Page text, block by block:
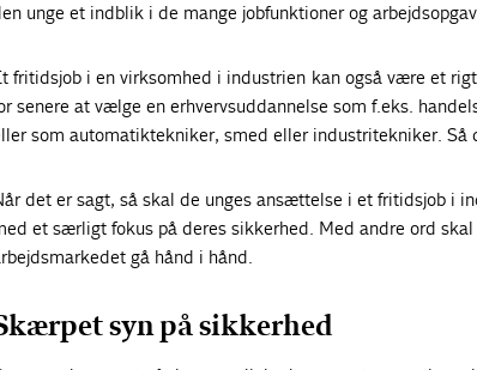
unge et indblik i de mange jobfunktioner og
fritidsjob i en virksomhed i industrien kan også være et
senere at vælge en erhvervsuddannelse som f.eks.
som automatiktekniker, smed eller industritekniker. Så
det er sagt, så skal de unges ansættelse i et fritidsjob i
et særligt fokus på deres sikkerhed. Med andre ord
gå hånd i hånd.
syn på sikkerhed